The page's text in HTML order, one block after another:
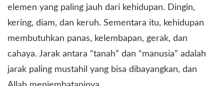
elemen yang paling jauh dari kehidupan. Dingin,
kering, diam, dan keruh. Sementara itu, kehidupan
membutuhkan panas, kelembapan, gerak, dan
cahaya. Jarak antara “tanah” dan “manusia” adalah
jarak paling mustahil yang bisa dibayangkan, dan